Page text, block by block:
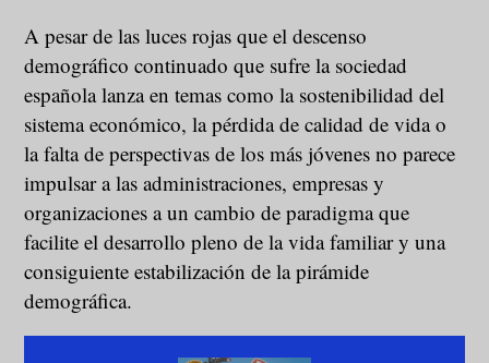
A pesar de las luces rojas que el descenso
demográfico continuado que sufre la sociedad
española lanza en temas como la sostenibilidad del
sistema económico, la pérdida de calidad de vida o
la falta de perspectivas de los más jóvenes no parece
impulsar a las administraciones, empresas y
organizaciones a un cambio de paradigma que
facilite el desarrollo pleno de la vida familiar y una
consiguiente estabilización de la pirámide
demográfica.